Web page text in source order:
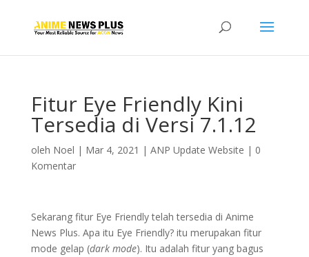
Fitur Eye Friendly Kini
Tersedia di Versi 7.1.12
oleh Noel | Mar 4, 2021 | ANP Update Website | 0
Komentar
Sekarang fitur Eye Friendly telah tersedia di Anime
News Plus. Apa itu Eye Friendly? itu merupakan fitur
mode gelap (dark mode). Itu adalah fitur yang bagus